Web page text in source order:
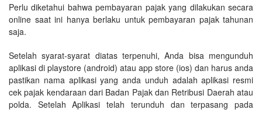
Perlu diketahui bahwa pembayaran pajak yang dilakukan secara
online saat ini hanya berlaku untuk pembayaran pajak tahunan
saja.
Setelah syarat-syarat diatas terpenuhi, Anda bisa mengunduh
aplikasi di playstore (android) atau app store (ios) dan harus anda
pastikan nama aplikasi yang anda unduh adalah aplikasi resmi
cek pajak kendaraan dari Badan Pajak dan Retribusi Daerah atau
polda. Setelah Aplikasi telah terunduh dan terpasang pada